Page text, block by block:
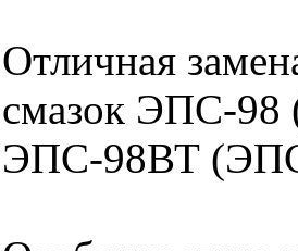
Отличная
смазок ЭПС-
ЭПС-98ВТ